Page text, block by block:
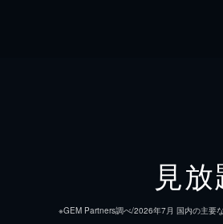
見
※GEM Partners調べ/2026年7⽉ 国内の主要